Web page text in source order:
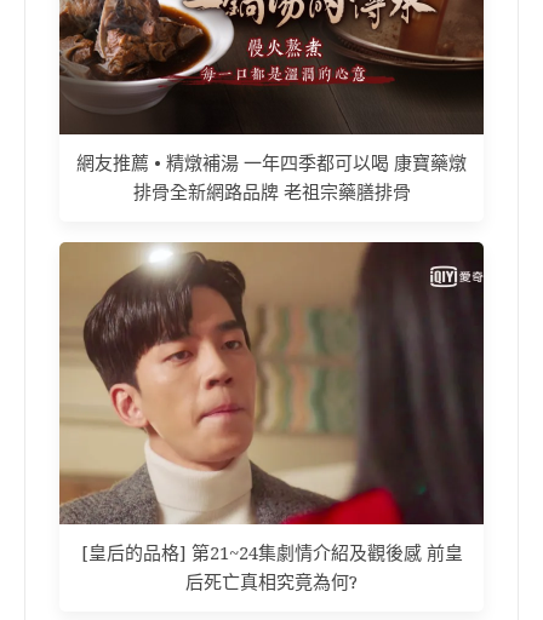
網友推薦 • 精燉補湯 一年四季都可以喝 康寶藥燉
排骨全新網路品牌 老祖宗藥膳排骨
[皇后的品格] 第21~24集劇情介紹及觀後感 前皇
后死亡真相究竟為何?